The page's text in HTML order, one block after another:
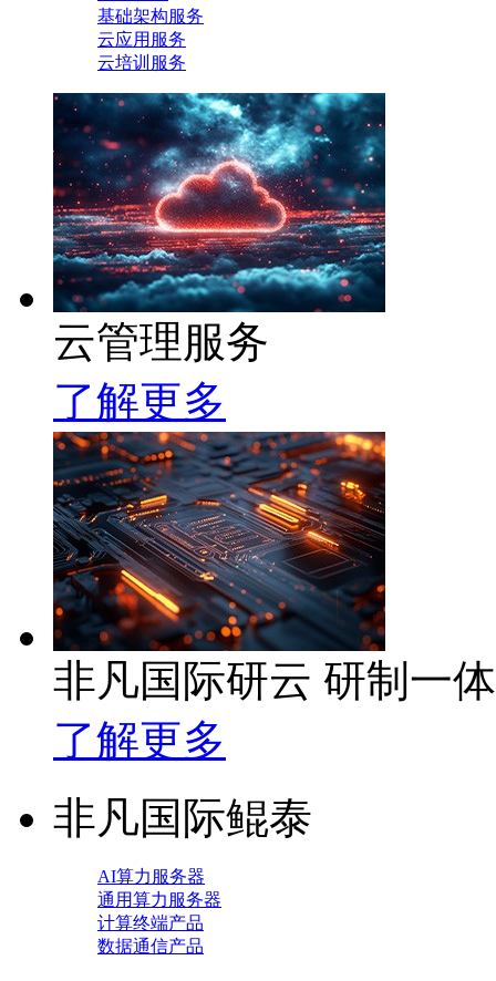
基础架构服务
云应用服务
云培训服务
云管理服务
了解更多
非凡国际研云 研制一
了解更多
非凡国际鲲泰
AI算力服务器
通用算力服务器
计算终端产品
数据通信产品